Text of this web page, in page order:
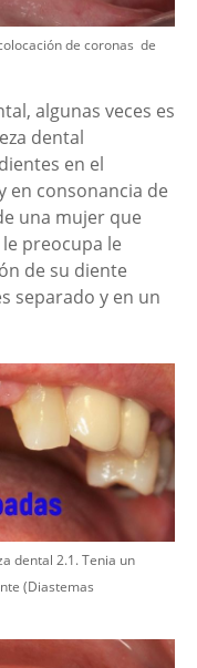
de coronas de
algunas veces es
dental
en el
en consonancia de
una mujer que
preocupa le
de su diente
separado y en un
dental 2.1. Tenia un
(Diastemas